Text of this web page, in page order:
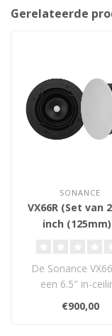
Gerelateerde
SONANCE
VX66R (Set van
inch
De Sonance
een 6.5″ in-
luidspreker met
keramische tweeter
€900,00